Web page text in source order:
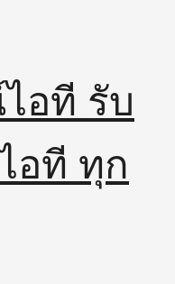
อที รับ
อที ทุก